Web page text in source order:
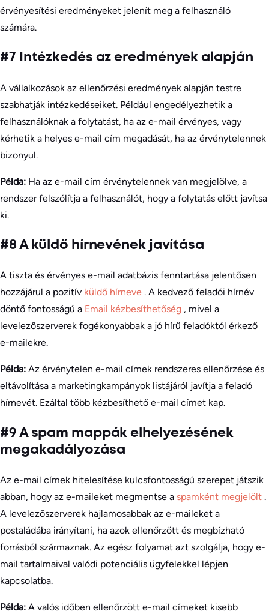
érvényesítési eredményeket jelenít meg a felhasználó
számára.
#7 Intézkedés az eredmények alapján
A vállalkozások az ellenőrzési eredmények alapján testre
szabhatják intézkedéseiket. Például engedélyezhetik a
felhasználóknak a folytatást, ha az e-mail érvényes, vagy
kérhetik a helyes e-mail cím megadását, ha az érvénytelennek
bizonyul.
Példa: Ha az e-mail cím érvénytelennek van megjelölve, a
rendszer felszólítja a felhasználót, hogy a folytatás előtt javítsa
ki.
#8 A küldő hírnevének javítása
A tiszta és érvényes e-mail adatbázis fenntartása jelentősen
hozzájárul a pozitív küldő hírneve . A kedvező feladói hírnév
döntő fontosságú a Email kézbesíthetőség , mivel a
levelezőszerverek fogékonyabbak a jó hírű feladóktól érkező
e-mailekre.
Példa: Az érvénytelen e-mail címek rendszeres ellenőrzése és
eltávolítása a marketingkampányok listájáról javítja a feladó
hírnevét. Ezáltal több kézbesíthető e-mail címet kap.
#9 A spam mappák elhelyezésének
megakadályozása
Az e-mail címek hitelesítése kulcsfontosságú szerepet játszik
abban, hogy az e-maileket megmentse a spamként megjelölt .
A levelezőszerverek hajlamosabbak az e-maileket a
postaládába irányítani, ha azok ellenőrzött és megbízható
forrásból származnak. Az egész folyamat azt szolgálja, hogy e-
mail tartalmaival valódi potenciális ügyfelekkel lépjen
kapcsolatba.
Példa: A valós időben ellenőrzött e-mail címeket kisebb